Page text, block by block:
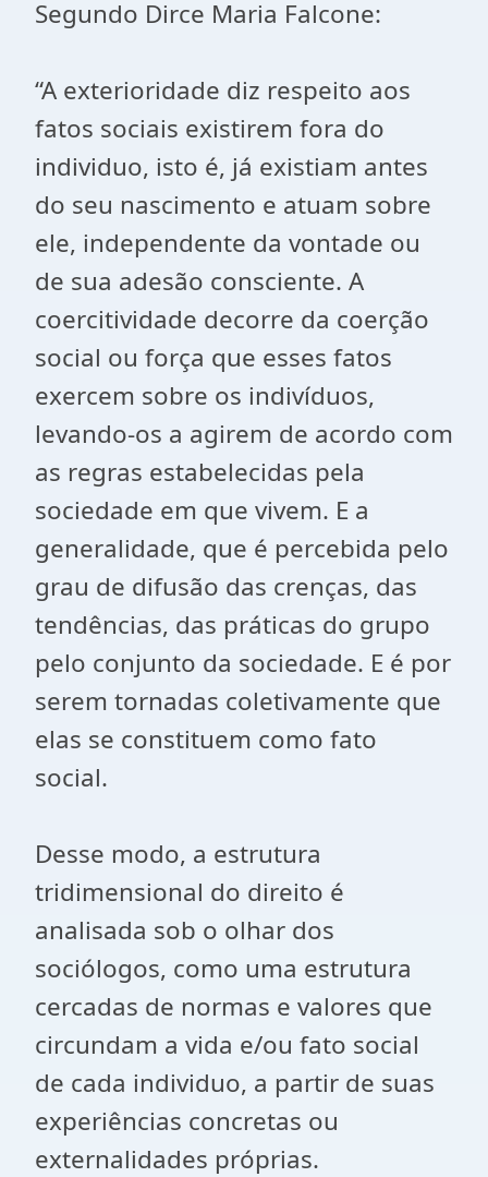
Segundo Dirce Maria Falcone:
“A exterioridade diz respeito aos
fatos sociais existirem fora do
individuo, isto é, já existiam antes
do seu nascimento e atuam sobre
ele, independente da vontade ou
de sua adesão consciente. A
coercitividade decorre da coerção
social ou força que esses fatos
exercem sobre os indivíduos,
levando-os a agirem de acordo com
as regras estabelecidas pela
sociedade em que vivem. E a
generalidade, que é percebida pelo
grau de difusão das crenças, das
tendências, das práticas do grupo
pelo conjunto da sociedade. E é por
serem tornadas coletivamente que
elas se constituem como fato
social.
Desse modo, a estrutura
tridimensional do direito é
analisada sob o olhar dos
sociólogos, como uma estrutura
cercadas de normas e valores que
circundam a vida e/ou fato social
de cada individuo, a partir de suas
experiências concretas ou
externalidades próprias.